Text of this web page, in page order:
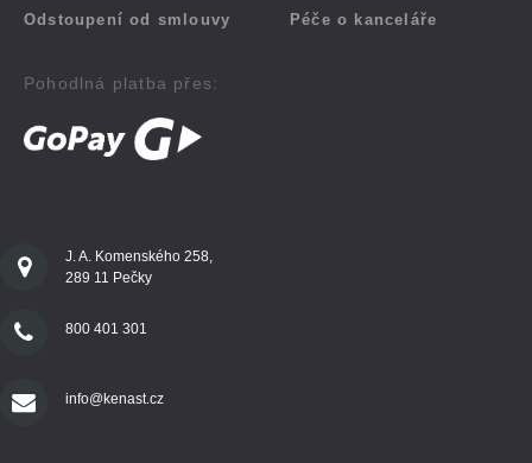
Odstoupení od smlouvy
Pohodlná platba přes:
Péče o kanceláře
J. A. Komenského 258,
289 11 Pečky
800 401 301
info@kenast.cz